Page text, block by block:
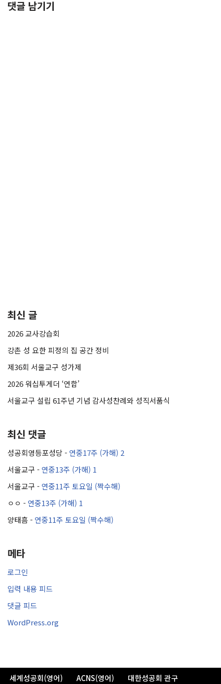
댓글 남기기
최신 글
2026 교사강습회
강촌 성 요한 피정의 집 공간 정비
제36회 서울교구 성가제
2026 워십투게더 ‘연합’
서울교구 설립 61주년 기념 감사성찬례와 성직서품식
최신 댓글
성공회영등포성당 - 연중17주 (가해) 2
서울교구 - 연중13주 (가해) 1
서울교구 - 연중11주 토요일 (짝수해)
ㅇㅇ - 연중13주 (가해) 1
양태흠 - 연중11주 토요일 (짝수해)
메타
로그인
입력 내용 피드
댓글 피드
WordPress.org
세계성공회(영어) ACNS(영어) 대한성공회 관구